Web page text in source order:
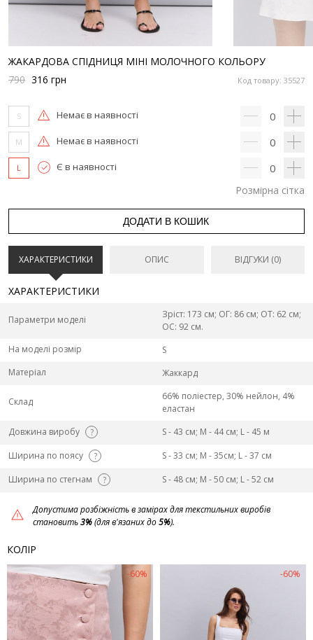
ЖАКАРДОВА СПІДНИЦЯ МІНІ МОЛОЧНОГО КОЛЬОРУ
Код товару: 35527
790 316 грн
S Немає в наявності 0
M Немає в наявності 0
L Є в наявності 0
Розмірна сітка
ДОДАТИ В КОШИК
ХАРАКТЕРИСТИКИ ОПИС ВІДГУКИ (0)
ХАРАКТЕРИСТИКИ
Параметри моделі
Зріст: 173 см; ОГ: 86 см; ОТ: 62 см;
ОС: 92 см.
На моделі розмір
S
Матеріал
Жаккард
Склад
66% поліестер, 30% нейлон, 4%
еластан
Довжина виробу
?
S - 43 см; M - 44 см; L - 45 м
Ширина по поясу
?
S - 33 см; M - 35см; L - 37 см
Ширина по стегнам
? S - 48 см; M - 50 см; L - 52 см
Допустима розбіжність в замірах для текстильних виробів
становить3%(для в'язаних до5%).
КОЛІР
-60% -60%